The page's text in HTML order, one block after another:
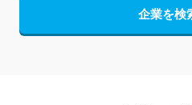
企業を検